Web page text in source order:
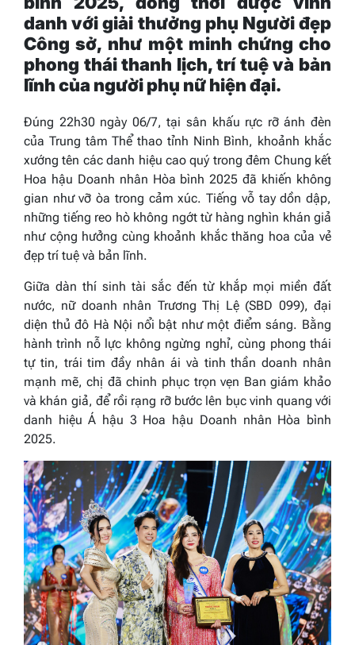
danh với giải thưởng phụ Người đẹp
Công sở, như một minh chứng cho
phong thái thanh lịch, trí tuệ và bản
lĩnh của người phụ nữ hiện đại.
Đúng 22h30 ngày 06/7, tại sân khấu rực rỡ ánh đèn
của Trung tâm Thể thao tỉnh Ninh Bình, khoảnh khắc
xướng tên các danh hiệu cao quý trong đêm Chung kết
Hoa hậu Doanh nhân Hòa bình 2025 đã khiến không
gian như vỡ òa trong cảm xúc. Tiếng vỗ tay dồn dập,
những tiếng reo hò không ngớt từ hàng nghìn khán giả
như cộng hưởng cùng khoảnh khắc thăng hoa của vẻ
đẹp trí tuệ và bản lĩnh.
Giữa dàn thí sinh tài sắc đến từ khắp mọi miền đất
nước, nữ doanh nhân Trương Thị Lệ (SBD 099), đại
diện thủ đô Hà Nội nổi bật như một điểm sáng. Bằng
hành trình nỗ lực không ngừng nghỉ, cùng phong thái
tự tin, trái tim đầy nhân ái và tinh thần doanh nhân
mạnh mẽ, chị đã chinh phục trọn vẹn Ban giám khảo
và khán giả, để rồi rạng rỡ bước lên bục vinh quang với
danh hiệu Á hậu 3 Hoa hậu Doanh nhân Hòa bình
2025.